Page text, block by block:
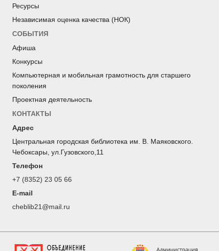
Ресурсы
Независимая оценка качества (НОК)
СОБЫТИЯ
Афиша
Конкурсы
Компьютерная и мобильная грамотность для старшего
поколения
Проектная деятельность
КОНТАКТЫ
Адрес
Центральная городская библиотека им. В. Маяковского.
Чебоксары, ул.Гузовского,11
Телефон
+7 (8352) 23 05 66
E-mail
cheblib21@mail.ru